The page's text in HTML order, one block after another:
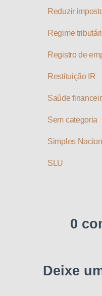
Reduzir
Regime
Registro de
Restituição IR
Saúde
Sem categoria
Simples
SLU
0
Deixe